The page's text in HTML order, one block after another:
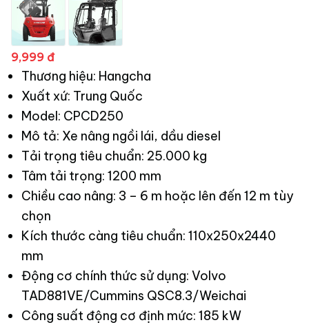
9,999 đ
Thương hiệu: Hangcha
Xuất xứ: Trung Quốc
Model: CPCD250
Mô tả: Xe nâng ngồi lái, dầu diesel
Tải trọng tiêu chuẩn: 25.000 kg
Tâm tải trọng: 1200 mm
Chiều cao nâng: 3 – 6 m hoặc lên đến 12 m tùy
chọn
Kích thước càng tiêu chuẩn: 110x250x2440
mm
Động cơ chính thức sử dụng: Volvo
TAD881VE/Cummins QSC8.3/Weichai
Công suất động cơ định mức: 185 kW